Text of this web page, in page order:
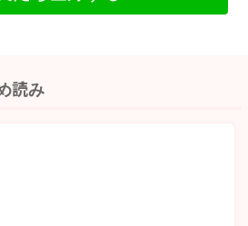
読み